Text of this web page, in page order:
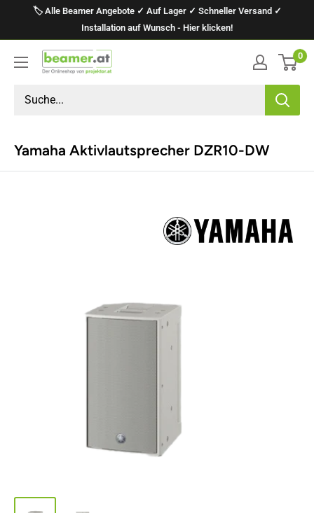
🏷️ Alle Beamer Angebote ✓ Auf Lager ✓ Schneller Versand ✓
Installation auf Wunsch - Hier klicken!
projektor.at
Präsentationstechnik
GmbH
0
Yamaha Aktivlautsprecher DZR10-DW